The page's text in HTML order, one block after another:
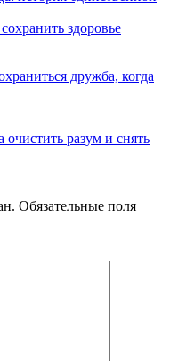
здоровье
дружба, когда
очистить разум и снять
Обязательные поля